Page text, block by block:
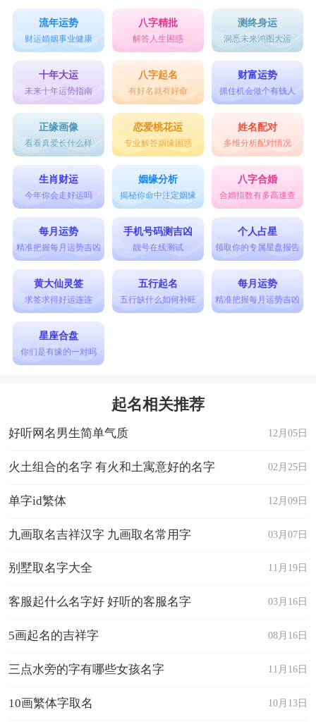
流年运势
财运婚姻事业健康
八字精批
解答人生困惑
测终身运
洞悉未来鸿图大运
十年大运
未来十年运势指南
八字起名
有好名就有好命
财富运势
抓住机会做个有钱人
正缘画像
看看真爱长什么样
恋爱桃花运
专业解答姻缘困惑
姓名配对
多维分析配对情况
生肖财运
今年你会走好运吗
姻缘分析
揭秘你命中注定姻缘
八字合婚
合婚指数有多高速查
每月运势
精准把握每月运势吉凶
手机号码测吉凶
靓号在线测试
个人占星
领取你的专属星盘报告
黄大仙灵签
求签求得好运连连
五行起名
五行缺什么如何补旺
每月运势
精准把握每月运势吉凶
星座合盘
你们是有缘的一对吗
起名相关推荐
12月05日
好听网名男生简单气质
02月25日
火土组合的名字 有火和土寓意好的名字
12月09日
单字id繁体
03月07日
九画取名吉祥汉字 九画取名常用字
11月19日
别墅取名字大全
03月16日
客服起什么名字好 好听的客服名字
08月16日
5画起名的吉祥字
11月16日
三点水旁的字有哪些女孩名字
10月13日
10画繁体字取名